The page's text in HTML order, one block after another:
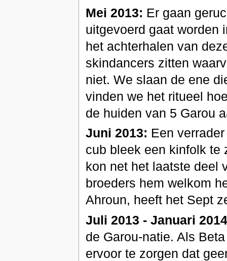
Mei 2013: Er gaan
uitgevoerd gaat worden
het achterhalen van
skindancers zitten
niet. We slaan de ene
vinden we het ritueel
de huiden van 5 Garou
Juni 2013: Een
cub bleek een kinfolk te
kon net het laatste deel
broeders hem welkom
Ahroun, heeft het Sept
Juli 2013 - Januari
de Garou-natie. Als
ervoor te zorgen dat